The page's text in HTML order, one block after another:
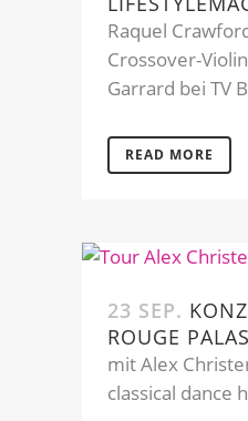
Raquel
Crossover-
Garrard bei TV
READ MORE
23 SEP.
ROUGE
mit Alex
classical dance